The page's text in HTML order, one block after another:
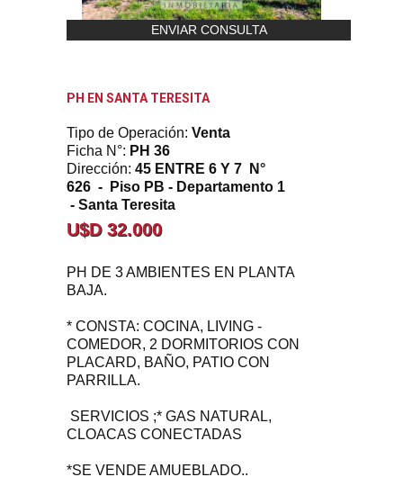
ENVIAR CONSULTA
PH EN SANTA TERESITA
Tipo de Operación: Venta
Ficha N°: PH 36
Dirección: 45 ENTRE 6 Y 7 N°
626 - Piso PB - Departamento 1
- Santa Teresita
U$D 32.000
PH DE 3 AMBIENTES EN PLANTA
BAJA.
* CONSTA: COCINA, LIVING -
COMEDOR, 2 DORMITORIOS CON
PLACARD, BAÑO, PATIO CON
PARRILLA.
SERVICIOS ;* GAS NATURAL,
CLOACAS CONECTADAS
*SE VENDE AMUEBLADO..